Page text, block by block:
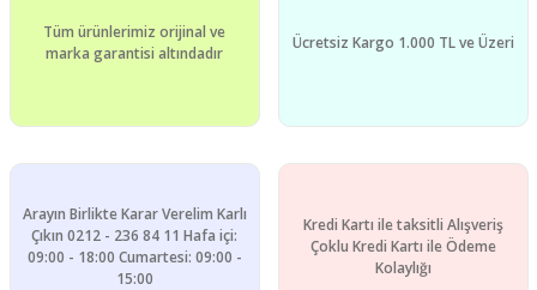
Ürün fiyatı diğer sitelerden daha pahalı.
Tüm ürünlerimiz orijinal ve
marka garantisi altındadır
Ücretsiz Kargo 1.000 TL ve Üzeri
Arayın Birlikte Karar Verelim Karlı
Çıkın 0212 - 236 84 11 Hafa içi:
09:00 - 18:00 Cumartesi: 09:00 -
15:00
Kredi Kartı ile taksitli Alışveriş
Çoklu Kredi Kartı ile Ödeme
Kolaylığı